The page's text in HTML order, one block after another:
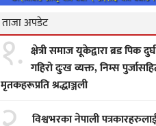
ताजा अपडेट
१. क्षेत्री समाज यूकेद्वारा ब्रड पिक
गहिरो दुःख व्यक्त, निम्स
मृतकहरूप्रति श्रद्धाञ्जली
विश्वभरका नेपाली